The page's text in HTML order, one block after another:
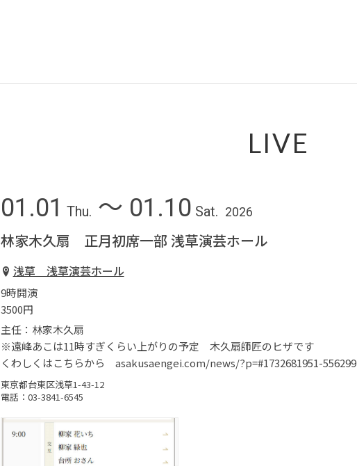
LIVE
01.01 Thu. 〜 01.10 Sat. 2026
林家木久扇 正月初席一部 浅草演芸ホール
浅草 浅草演芸ホール
9時開演
3500円
主任：林家木久扇
※遠峰あこは11時すぎくらい上がりの予定 木久扇師匠のヒザです
くわしくはこちらから asakusaengei.com/news/?p=#1732681951-556299
東京都台東区浅草1-43-12
電話：03-3841-6545